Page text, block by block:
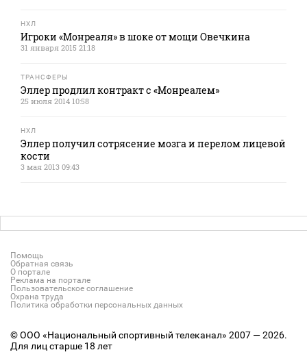
НХЛ
Игроки «Монреаля» в шоке от мощи Овечкина
31 января 2015 21:18
ТРАНСФЕРЫ
Эллер продлил контракт с «Монреалем»
25 июля 2014 10:58
НХЛ
Эллер получил сотрясение мозга и перелом лицевой
кости
3 мая 2013 09:43
Помощь
Обратная связь
О портале
Реклама на портале
Пользовательское соглашение
Охрана труда
Политика обработки персональных данных
© ООО «Национальный спортивный телеканал» 2007 — 2026.
Для лиц старше 18 лет